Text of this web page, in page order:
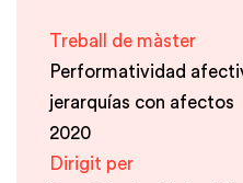
Treball de màster
Performatividad
jerarquías con afectos
2020
Dirigit per